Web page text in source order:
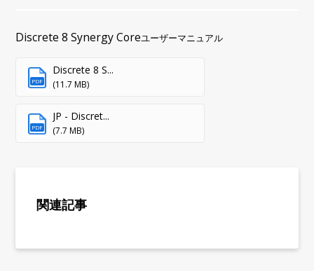
Discrete 8 Synergy Coreユーザーマニュアル
PDF
Discrete 8 S...
(11.7 MB)
PDF
JP - Discret...
(7.7 MB)
関連記事